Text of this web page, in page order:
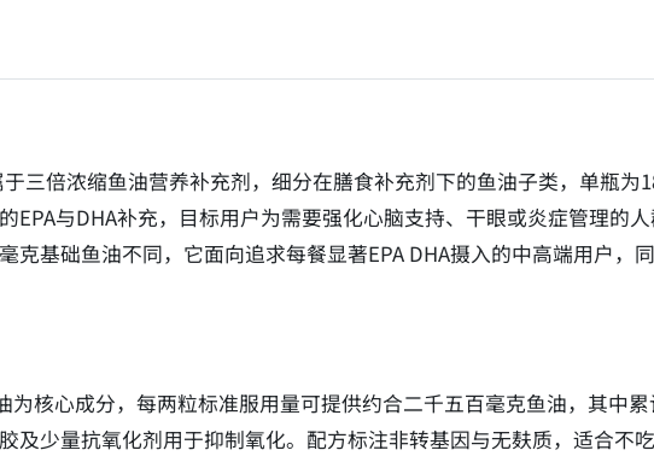
三倍浓缩鱼油营养补充剂，细分在膳食补充剂下的鱼油子类，单瓶为
EPA与DHA补充，目标用户为需要强化心脑支持、干眼或炎症管理的
克基础鱼油不同，它面向追求每餐显著EPA DHA摄入的中高端用户，
为核心成分，每两粒标准服用量可提供约合二千五百毫克鱼油，其中
及少量抗氧化剂用于抑制氧化。配方标注非转基因与无麸质，适合不